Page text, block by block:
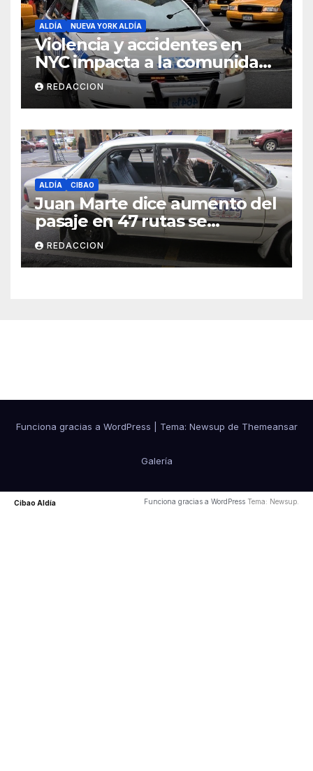
ALDÍA NUEVA YORK ALDÍA
Violencia y accidentes en
NYC impacta a la comunidad
dominicana
REDACCION
ALDÍA CIBAO
Juan Marte dice aumento del
pasaje en 47 rutas se
mantiene
REDACCION
Funciona gracias a WordPress Tema: Newsup de Themeansar
Galería
Cibao Aldía Funciona gracias a WordPress Tema: Newsup.